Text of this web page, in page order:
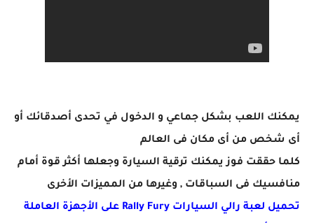
يمكنك اللعب بشكل جماعي و الدخول في تحدى أصدقائك أو
أى شخص من أى مكان فى العالم
كلما حققت فوز يمكنك ترقية السيارة وجعلها أكثر قوة أمام
منافسيك فى السباقات , وغيرها من المميزات الأخرى
تحميل لعبة رالي السيارات Rally Fury على الأجهزة العاملة